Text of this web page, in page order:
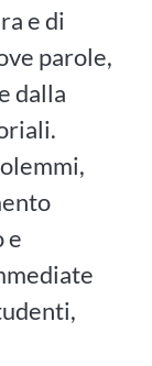
e di
parole,
dalla
e